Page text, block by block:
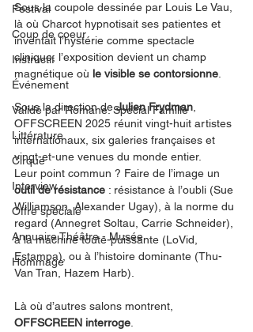
Festival
Coup de coeur
Instructif
Événement
Validé par Romane. Spécial Famille
Littérature
Cirque
Interview
Offre spéciale
Annuaire Théâtre - Musée
Hommage
Sous la coupole dessinée par Louis Le Vau,
là où Charcot hypnotisait ses patientes et
inventait l’hystérie comme spectacle
clinique, l’exposition devient un champ
magnétique où le visible se contorsionne
Sous la direction de Julien Frydman
OFFSCREEN 2025 réunit vingt-huit artistes
internationaux, six galeries françaises et
vingt-et-une venues du monde entier.
Leur point commun ? Faire de l’image un
outil de résistance : résistance à l’oubli (Sue
Williamson, Alexander Ugay), à la norme du
regard (Annegret Soltau, Carrie Schneider),
à la machine toute-puissante (LoVid,
Estampa), ou à l’histoire dominante (Thu-
Van Tran, Hazem Harb).
Là où d’autres salons montrent,
OFFSCREEN interroge